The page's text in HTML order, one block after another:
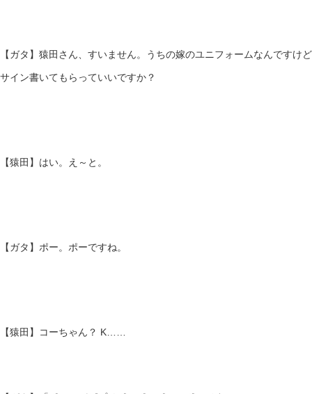
【ガタ】猿田さん、すいません。うちの嫁のユニフォームなんですけ
サイン書いてもらっていいですか？
【猿田】はい。え～と。
【ガタ】ポー。ポーですね。
【猿田】コーちゃん？ K……